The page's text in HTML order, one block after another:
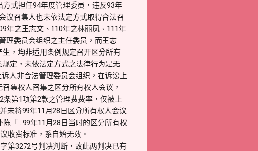
式担任94年度管理委员，违反93年
议召集人也未依法定方式取得合法召
年之王志文、110年之林丽凤、111年
理委员会组织之主任委员，而王志
，均非适用条例规定召开区分所有
定，未依法定方式之法律行为是无
人非合法管理委员会组织，在诉讼上
集权人召集之区分所有权人会议，
第1项第2款之管理费费率，仅被上
未将99年11月28日区分所有权人会议
「…99年11月28日当时的区分所有权
收费标准，系自始无效。
第3272号判决判断，故此两判决已有